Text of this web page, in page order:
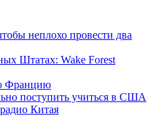
неплохо провести два
Штатах: Wake Forest
Францию
поступить учиться в США
Китая